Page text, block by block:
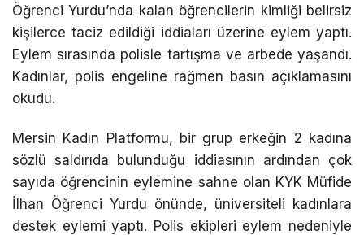
Öğrenci Yurdu’nda kalan öğrencilerin kimliği belirsiz
kişilerce taciz edildiği iddiaları üzerine eylem yaptı.
Eylem sırasında polisle tartışma ve arbede yaşandı.
Kadınlar, polis engeline rağmen basın açıklamasını
okudu.
Mersin Kadın Platformu, bir grup erkeğin 2 kadına
sözlü saldırıda bulunduğu iddiasının ardından çok
sayıda öğrencinin eylemine sahne olan KYK Müfide
İlhan Öğrenci Yurdu önünde, üniversiteli kadınlara
destek eylemi yaptı. Polis ekipleri eylem nedeniyle